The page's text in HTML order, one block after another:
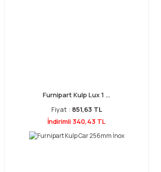
Furnipart Kulp Lux 1 ...
Fiyat : 851,63 TL
İndirimli 340,43 TL